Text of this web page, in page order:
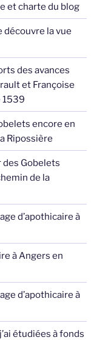
et charte du blog
découvre la vue
des avances
et Françoise
1539
encore en
Ripossière
Gobelets
de la
d’apothicaire à
à Angers en
d’apothicaire à
étudiées à fonds